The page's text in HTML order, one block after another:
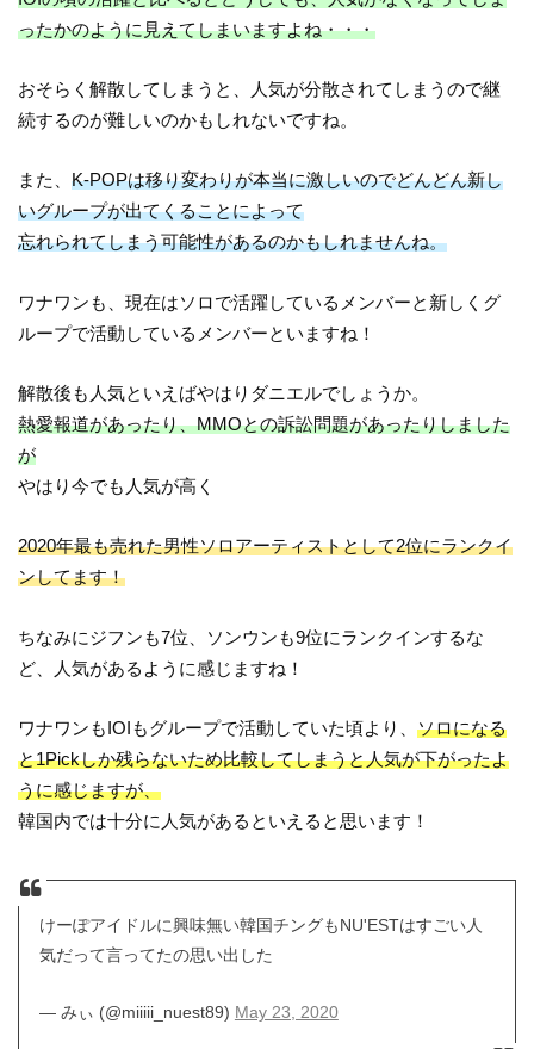
ったかのように見えてしまいますよね・・・
おそらく解散してしまうと、人気が分散されてしまうので継
続するのが難しいのかもしれないですね。
また、K-POPは移り変わりが本当に激しいのでどんどん新し
いグループが出てくることによって
忘れられてしまう可能性があるのかもしれませんね。
ワナワンも、現在はソロで活躍しているメンバーと新しくグ
ループで活動しているメンバーといますね！
解散後も人気といえばやはりダニエルでしょうか。
熱愛報道があったり、MMOとの訴訟問題があったりしました
が
やはり今でも人気が高く
2020年最も売れた男性ソロアーティストとして2位にランクイ
ンしてます！
ちなみにジフンも7位、ソンウンも9位にランクインするな
ど、人気があるように感じますね！
ワナワンもIOIもグループで活動していた頃より、ソロになる
と1Pickしか残らないため比較してしまうと人気が下がったよ
うに感じますが、
韓国内では十分に人気があるといえると思います！
けーぽアイドルに興味無い韓国チングもNU'ESTはすごい人
気だって言ってたの思い出した
— みぃ (@miiiii_nuest89) May 23, 2020